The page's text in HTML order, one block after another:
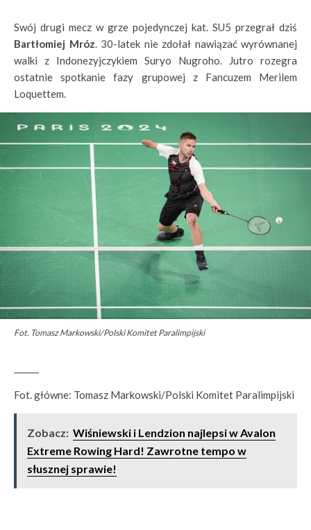
Swój drugi mecz w grze pojedynczej kat. SU5 przegrał dziś
Bartłomiej Mróz. 30-latek nie zdołał nawiązać wyrównanej
walki z Indonezyjczykiem Suryo Nugroho. Jutro rozegra
ostatnie spotkanie fazy grupowej z Fancuzem Merilem
Loquettem.
Fot. Tomasz Markowski/Polski Komitet Paralimpijski
Fot. główne: Tomasz Markowski/Polski Komitet Paralimpijski
Zobacz: Wiśniewski i Lendzion najlepsi w Avalon
Extreme Rowing Hard! Zawrotne tempo w
słusznej sprawie!